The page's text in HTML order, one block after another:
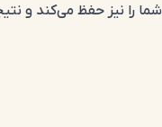
شما را نیز حفظ می‌کند و